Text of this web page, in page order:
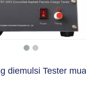
diemulsi Tester